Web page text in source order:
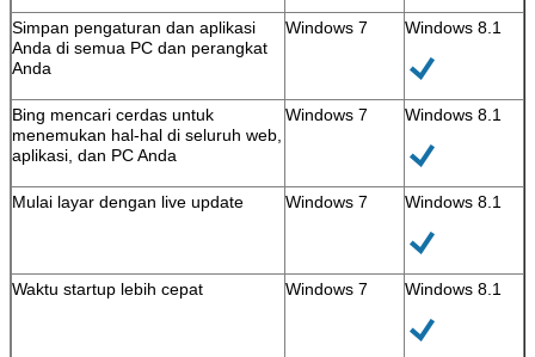
Kirimkan
Simpan pengaturan dan aplikasi
Anda di semua PC dan perangkat
Anda
Windows 7 Windows 8.1
Bing mencari cerdas untuk
menemukan hal-hal di seluruh web,
aplikasi, dan PC Anda
Windows 7 Windows 8.1
Mulai layar dengan live update Windows 7 Windows 8.1
Waktu startup lebih cepat Windows 7 Windows 8.1